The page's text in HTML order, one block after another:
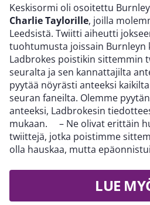
Keskisormi oli osoitettu
Charlie Taylorille, joilla
Leedsistä. Twiitti aiheutti
tuohtumusta joissain Burnleyn
Ladbrokes poistikin sittemmin
seuralta ja sen kannattajilta
pyytää nöyrästi anteeksi
seuran faneilta. Olemme
anteeksi, Ladbrokesin
mukaan. – Ne olivat erittäin
twiittejä, jotka poistimme
olla hauskaa, mutta
LUE